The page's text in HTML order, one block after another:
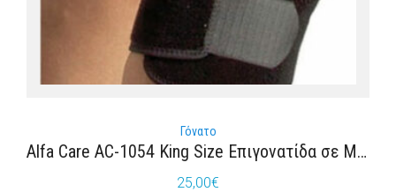
Γόνατο
Alfa Care AC-1054 King Size Επιγονατίδα σε Μαύρο χρώμα
25,00€